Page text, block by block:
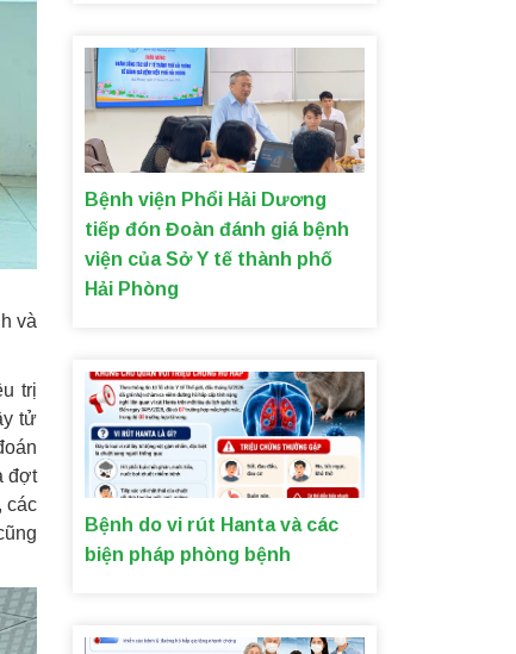
và
trị
tử
đợt
các
Bệnh viện Phổi Hải Dương
tiếp đón Đoàn đánh giá bệnh
viện của Sở Y tế thành phố
Hải Phòng
Bệnh do vi rút Hanta và các
biện pháp phòng bệnh